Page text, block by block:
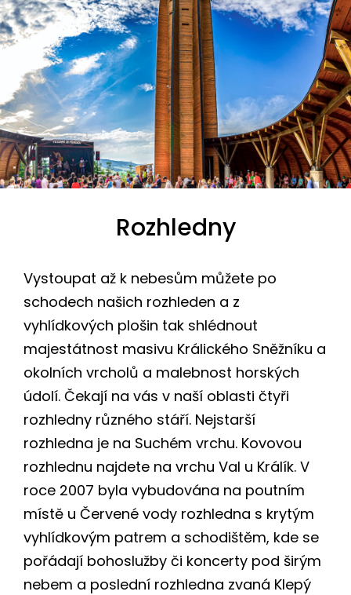
Rozhledny
Vystoupat až k nebesům můžete po
schodech našich rozhleden a z
vyhlídkových plošin tak shlédnout
majestátnost masivu Králického Sněžníku a
okolních vrcholů a malebnost horských
údolí. Čekají na vás v naší oblasti čtyři
rozhledny různého stáří. Nejstarší
rozhledna je na Suchém vrchu. Kovovou
rozhlednu najdete na vrchu Val u Králík. V
roce 2007 byla vybudována na poutním
místě u Červené vody rozhledna s krytým
vyhlídkovým patrem a schodištěm, kde se
pořádají bohoslužby či koncerty pod širým
nebem a poslední rozhledna zvaná Klepý